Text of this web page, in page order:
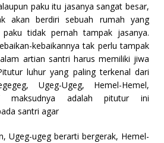
paku itu jasanya sangat besar,
akan berdiri sebuah rumah yang
tidak pernah tampak jasanya.
kebaikannya tak perlu tampak
artian santri harus memiliki jiwa
luhur yang paling terkenal dari
Ugeg-Ugeg, Hemel-Hemel,
maksudnya adalah pitutur ini
santri agar
Ugeg-ugeg berarti bergerak, Hemel-